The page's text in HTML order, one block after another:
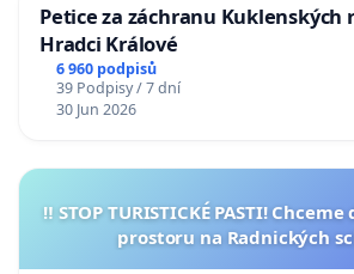
Petice za záchranu Kuklenských
Hradci Králové
6 960 podpisů
39 Podpisy / 7 dní
30 Jun 2026
‼️ STOP TURISTICKÉ PASTI!
prostoru na Radnických